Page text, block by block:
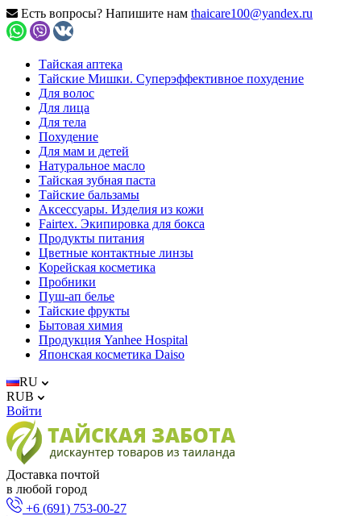
Есть вопросы? Напишите нам thaicare100@yandex.ru
Тайская аптека
Тайские Мишки. Суперэффективное похудение
Для волос
Для лица
Для тела
Похудение
Для мам и детей
Натуральное масло
Тайская зубная паста
Тайские бальзамы
Аксессуары. Изделия из кожи
Fairtex. Экипировка для бокса
Продукты питания
Цветные контактные линзы
Корейская косметика
Пробники
Пуш-ап белье
Тайские фрукты
Бытовая химия
Продукция Yanhee Hospital
Японская косметика Daiso
RU
RUB
Войти
Доставка почтой
в любой город
+6 (691) 753-00-27